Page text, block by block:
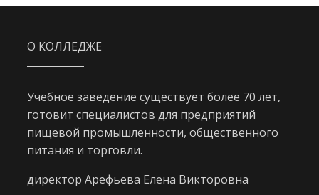
О КОЛЛЕДЖЕ
Учебное заведение существует более 70 лет,
готовит специалистов для предприятий
пищевой промышленности, общественного
питания и торговли.
директор Арефьева Елена Викторовна